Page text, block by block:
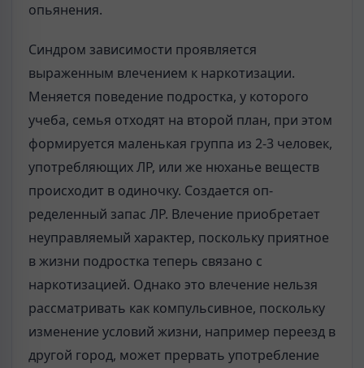
опьянения.
Синдром зависимости проявляется
выраженным влечением к наркотиза­ции.
Меняется поведение подростка, у которого
учеба, семья отходят на вто­рой план, при этом
формируется маленькая группа из 2-3 человек,
употреб­ляющих ЛР, или же нюханье веществ
происходит в одиночку. Создается оп­
ределенный запас ЛР. Влечение приобретает
неуправляемый характер, поскольку приятное
в жизни подростка теперь связано с
наркотизацией. Од­нако это влечение нельзя
рассматривать как компульсивное, поскольку
изме­нение условий жизни, например переезд в
другой город, может прервать упот­ребление